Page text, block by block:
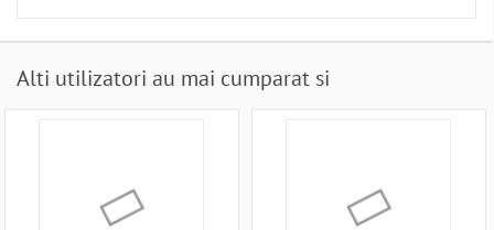
Alti utilizatori au mai cumparat si